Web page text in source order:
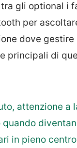
gli optional i
per
dove gestire
principali di
attenzione a
in pieno